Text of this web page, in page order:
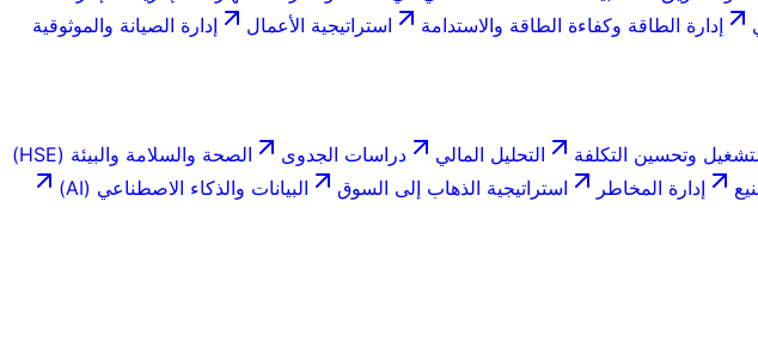
إدارة الطاقة وكفاءة الطاقة والاستدامة استراتيجية الأعمال
إدارة الصيانة والموثوقية
وتحسين التكلفة التحليل المالي دراسات الجدوى
الصحة والسلامة والبيئة (HSE)
إدارة المخاطر استراتيجية الذهاب إلى السوق البيانات والذكاء الاصطناعي (AI)